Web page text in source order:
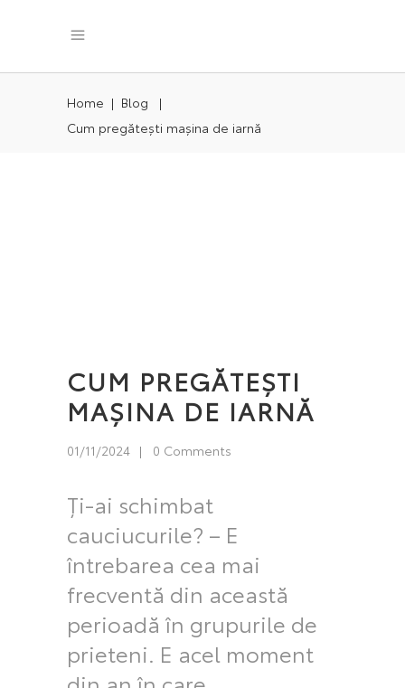
Home | Blog
|
Cum pregătești mașina de iarnă
CUM PREGĂTEȘTI
MAȘINA DE IARNĂ
01/11/2024 0 Comments
Ți-ai schimbat
cauciucurile? – E
întrebarea cea mai
frecventă din această
perioadă în grupurile de
prieteni. E acel moment